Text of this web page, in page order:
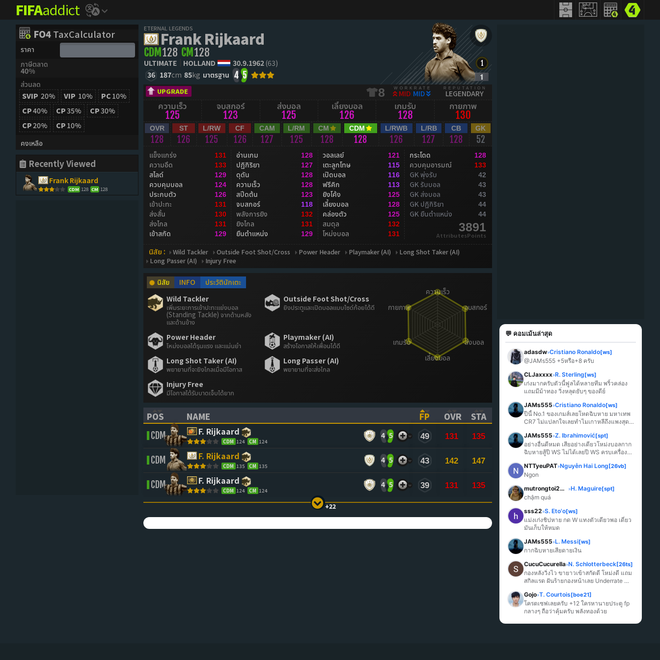
FIFAaddict
FO4TaxCalculator
ราคา
ภาษีตลาด
40%
ส่วนลด
SVIP 20% VIP 10% PC 10%
CP40% CP35% CP30%
CP20% CP 10%
คงเหลือ
Recently Viewed
Frank Rijkaard
CDM 128 CM 128
ETERNAL LEGENDS
Frank Rijkaard
CDM 128 CM 128
ULTIMATE HOLLAND 30.9.1962(63)
36 187cm 85kg มาตรฐาน 4 5
UPGRADE 8 WORKRATE
MID MID
REPUTATION
LEGENDARY
ความเร็ว
125
จบสกอร์
123
ส่งบอล
125
เลี้ยงบอล
126
เกมรับ
128
กายภาพ
130
OVR
128
ST
126
L/RW
125
CF
126
CAM
127
L/RM
125
CM
128
CDM
128
L/RWB
126
L/RB
127
CB
128
GK
52
แข็งแกร่ง 131
ความอึด 133
สไลด์ 129
ควบคุมบอล 124
ประกบตัว 126
เข้าปะทะ 131
ส่งสั้น 130
ส่งไกล 131
เข้าสกัด 129
อ่านเกม 128
ปฏิกิริยา 127
ดุดัน 128
ความเร็ว 128
สปีดต้น 123
จบสกอร์ 118
พลังการยิง 132
ยิงไกล 131
ยืนตำแหน่ง 129
วอลเลย์ 121
เตะลูกโทษ 115
เปิดบอล 116
ฟรีคิก 113
ยิงโค้ง 125
เลี้ยงบอล 128
คล่องตัว 125
สมดุล 132
โหม่งบอล 131
กระโดด 128
ควบคุมอารมณ์ 133
GK พุ่งรับ 42
GK รับบอล 43
GK ส่งบอล 43
GK ปฏิกิริยา 44
GK ยืนตำแหน่ง 44
3891
AttributesPoints
นิสัย : Wild Tackler Outside Foot Shot/Cross Power Header Playmaker (AI)
Long Shot Taker (AI)
Long Passer (AI)
Injury Free
นิสัย INFO
ประวัตินักเตะ
Wild Tackler
เพิ่มระยะการเข้าปะทะแย่งบอล
(Standing Tackle) จากด้านหลัง
และด้านข้าง
Outside Foot Shot/Cross
ยิงประตูและเปิดบอลแบบไซด์ก้อยได้ดี
Power Header
โหม่งบอลได้รุนแรง และแม่นยำ
Playmaker (AI)
สร้างโอกาสให้เพื่อนได้ดี
Long Shot Taker (AI)
พยายามที่จะยิงไกลเมื่อมีโอกาส
Long Passer (AI)
พยายามที่จะส่งไกล
Injury Free
มีโอกาสได้รับบาดเจ็บได้ยาก
POS
(CLICK TO SORT ASCENDING)
NAME
(CLICK TO SORT ASCENDING)
FP
OVR
STA
CDM F. Rijkaard
CDM 124 CM 124
4 5 49 131 135
CDM F. Rijkaard
CDM 135 CM 135
4 5 43 142 147
CDM F. Rijkaard
CDM 124 CM 124
4 5 39 131 135
+22
💬 คอมเม้นล่าสุด
adasdw»Cristiano Ronaldo[ws]
@JAMs555 +5หรือ+8 ครับ
CLJaxxxx»R. Sterling[ws]
เก่งมากครับตัวนี้ฟูลได้หลายทีม พริ้วคล่อง
แถมมีม้าทอง วิ่งหลุดยับๆ ของดีย์
JAMs555»Cristiano Ronaldo[ws]
ปีนี้ No.1 ของเกมส์เลยโหดฉิบหาย มหาเทพ
CR7 ไม่แปลกใจเลยทำไมเกาหลีถึงแพงสุด
JAMs555»Z. Ibrahimović[spt]
อย่างอื่นดีหมด เสียอย่างเดียวโหม่งบอลกาก
ฉิบหายสู้ปี WS ไม่ได้เลยปี WS ครบเครื่อง
NTTyeuPAT»Nguyễn Hai Long[26vb]
Ngon
mutrongtoi2027
»H. Maguire[spt]
chậm quá
sss22»S. Eto'o[ws]
แม่งเก่งชิปหาย กด W แทงตัวเดียวพอ เดี๋ยว
มันเก็บให้หมด
JAMs555»L. Messi[ws]
กากฉิบหายเสียดายเงิน
CucuCucurella»N. Schlotterbeck[26ts]
กองหลังวิ่งไว ขายาวเข้าสกัดดี โหม่งดี แถม
สกิลแรด ฝันร้ายกองหน้าเลย Underrate
Gojo»T. Courtois[boe21]
โครตเซฟเลยครับ +12 ใครหานายประตู fp
กลางๆ ถือว่าคุ้มครับ พลังทองด้วย